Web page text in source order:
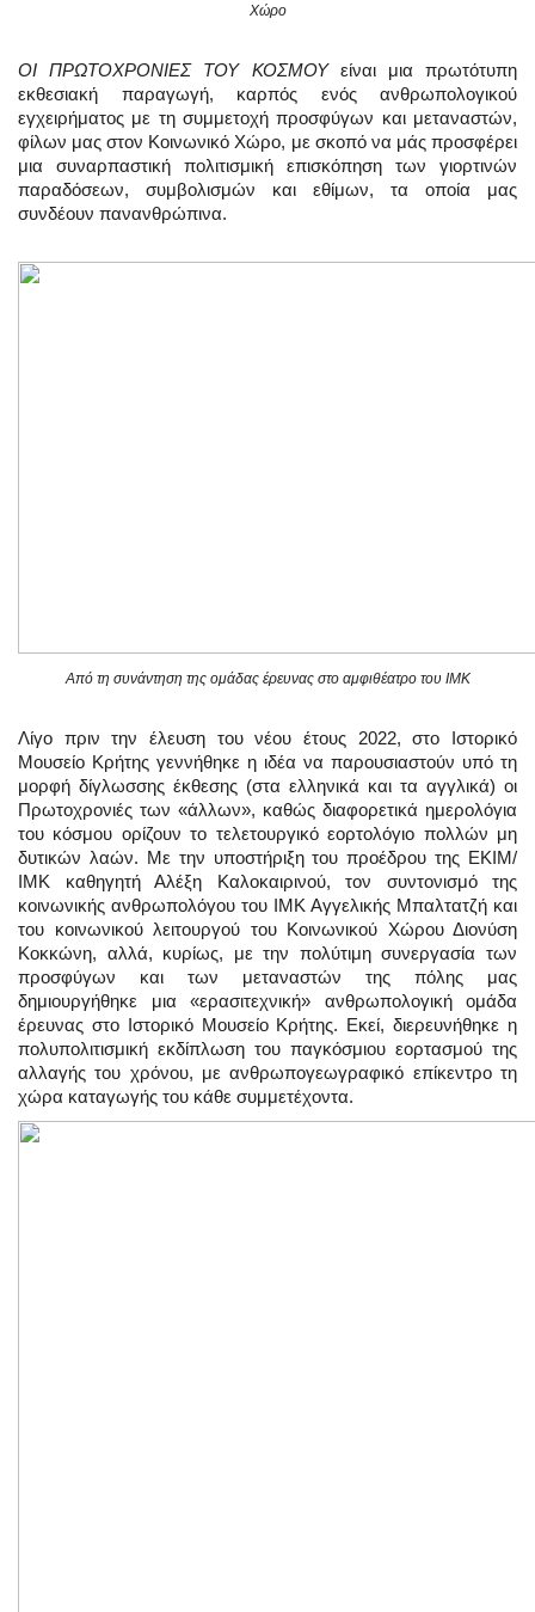
Χώρο
ΟΙ ΠΡΩΤΟΧΡΟΝΙΕΣ ΤΟΥ ΚΟΣΜΟΥείναι μια πρωτότυπη
εκθεσιακή παραγωγή, καρπός ενός ανθρωπολογικού
εγχειρήματος με τη συμμετοχή προσφύγων και μεταναστών,
φίλων μας στον Κοινωνικό Χώρο, με σκοπό να μάς προσφέρει
μια συναρπαστική πολιτισμική επισκόπηση των γιορτινών
παραδόσεων, συμβολισμών και εθίμων, τα οποία μας
συνδέουν πανανθρώπινα.
Από τη συνάντηση της ομάδας έρευνας στο αμφιθέατρο του ΙΜΚ
Λίγο πριν την έλευση του νέου έτους 2022, στο Ιστορικό
Μουσείο Κρήτης γεννήθηκε η ιδέα να παρουσιαστούν υπό τη
μορφή δίγλωσσης έκθεσης (στα ελληνικά και τα αγγλικά) οι
Πρωτοχρονιές των «άλλων», καθώς διαφορετικά ημερολόγια
του κόσμου ορίζουν το τελετουργικό εορτολόγιο πολλών μη
δυτικών λαών. Με την υποστήριξη του προέδρου της ΕΚΙΜ/
ΙΜΚ καθηγητή Αλέξη Καλοκαιρινού, τον συντονισμό της
κοινωνικής ανθρωπολόγου του ΙΜΚ Αγγελικής Μπαλτατζή και
του κοινωνικού λειτουργού του Κοινωνικού Χώρου Διονύση
Κοκκώνη, αλλά, κυρίως, με την πολύτιμη συνεργασία των
προσφύγων και των μεταναστών της πόλης μας
δημιουργήθηκε μια «ερασιτεχνική» ανθρωπολογική ομάδα
έρευνας στο Ιστορικό Μουσείο Κρήτης. Εκεί, διερευνήθηκε η
πολυπολιτισμική εκδίπλωση του παγκόσμιου εορτασμού της
αλλαγής του χρόνου, με ανθρωπογεωγραφικό επίκεντρο τη
χώρα καταγωγής του κάθε συμμετέχοντα.